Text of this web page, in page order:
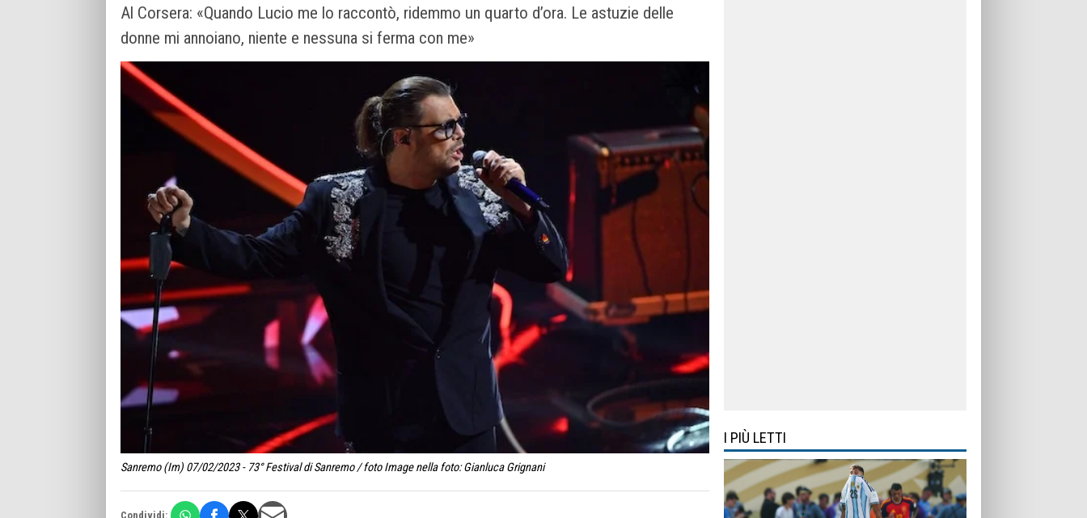
Al Corsera: «Quando Lucio me lo raccontò, ridemmo un quarto d’ora. Le astuzie delle
donne mi annoiano, niente e nessuna si ferma con me»
Sanremo (Im) 07/02/2023 - 73° Festival di Sanremo / foto Image nella foto: Gianluca Grignani
Condividi:
I PIÙ LETTI